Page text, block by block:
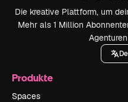
Die kreative Plattform, um
Mehr als 1 Million
Produkte
Spaces